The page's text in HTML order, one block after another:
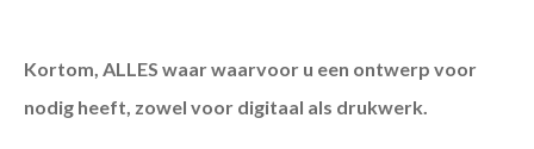
Kortom, ALLES waar waarvoor u een ontwerp voor
nodig heeft, zowel voor digitaal als drukwerk.